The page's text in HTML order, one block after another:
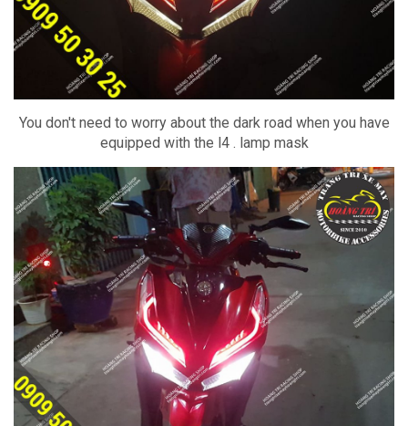
You don't need to worry about the dark road when you have
equipped with the l4 . lamp mask